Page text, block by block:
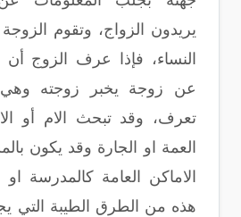
يريدون الزواج، وتقوم
النساء، فإذا عرف الزوج
عن زوجة يخبر زوجته
تعرف، وقد تبحث الام أو
العمة او الجارة وقد يكون
الاماكن العامة كالمدرسة
هذه من الطرق الطيبة التي